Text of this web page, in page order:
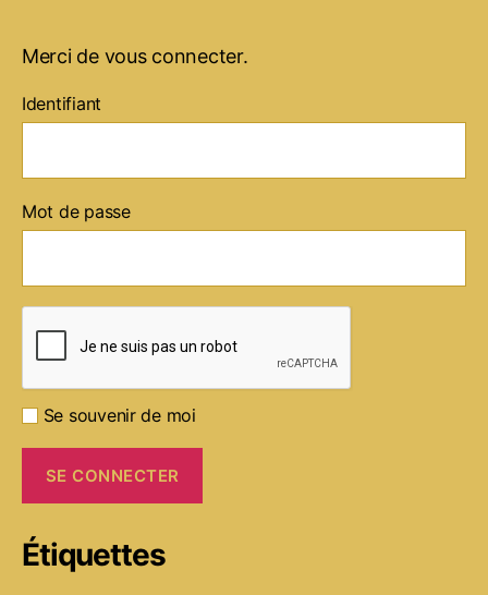
Merci de vous connecter.
Identifiant
Mot de passe
Se souvenir de moi
Étiquettes